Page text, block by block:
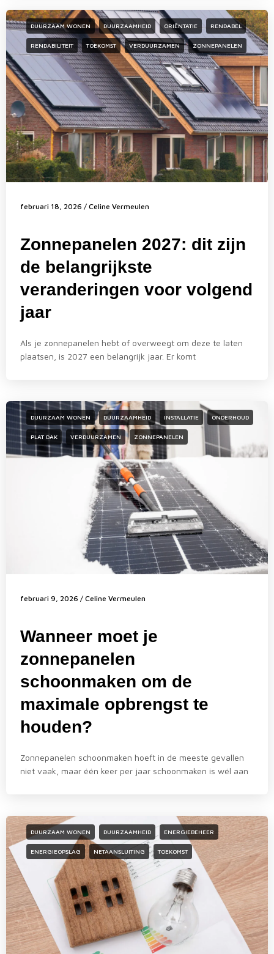
DUURZAAM WONEN DUURZAAMHEID ORIËNTATIE RENDABEL
RENDABILITEIT TOEKOMST VERDUURZAMEN ZONNEPANELEN
februari 18, 2026 / Celine Vermeulen
Zonnepanelen 2027: dit zijn
de belangrijkste
veranderingen voor volgend
jaar
Als je zonnepanelen hebt of overweegt om deze te laten
plaatsen, is 2027 een belangrijk jaar. Er komt
DUURZAAM WONEN DUURZAAMHEID INSTALLATIE ONDERHOUD
PLAT DAK VERDUURZAMEN ZONNEPANELEN
februari 9, 2026 / Celine Vermeulen
Wanneer moet je
zonnepanelen
schoonmaken om de
maximale opbrengst te
houden?
Zonnepanelen schoonmaken hoeft in de meeste gevallen
niet vaak, maar één keer per jaar schoonmaken is wél aan
DUURZAAM WONEN DUURZAAMHEID ENERGIEBEHEER
ENERGIEOPSLAG NETAANSLUITING TOEKOMST